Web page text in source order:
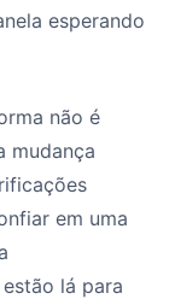
esperando
não é
mudança
em uma
lá para